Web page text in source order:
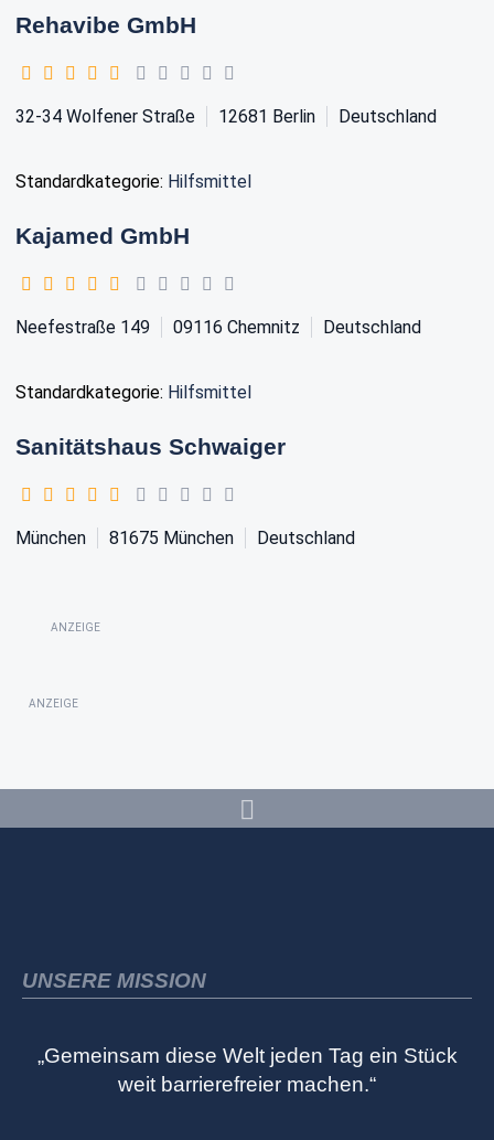
Rehavibe GmbH
32-34 Wolfener Straße 12681 Berlin Deutschland
Standardkategorie: Hilfsmittel
Kajamed GmbH
Neefestraße 149 09116 Chemnitz Deutschland
Standardkategorie: Hilfsmittel
Sanitätshaus Schwaiger
München 81675 München Deutschland
ANZEIGE
ANZEIGE
UNSERE MISSION
„Gemeinsam diese Welt jeden Tag ein Stück
weit barrierefreier machen.“